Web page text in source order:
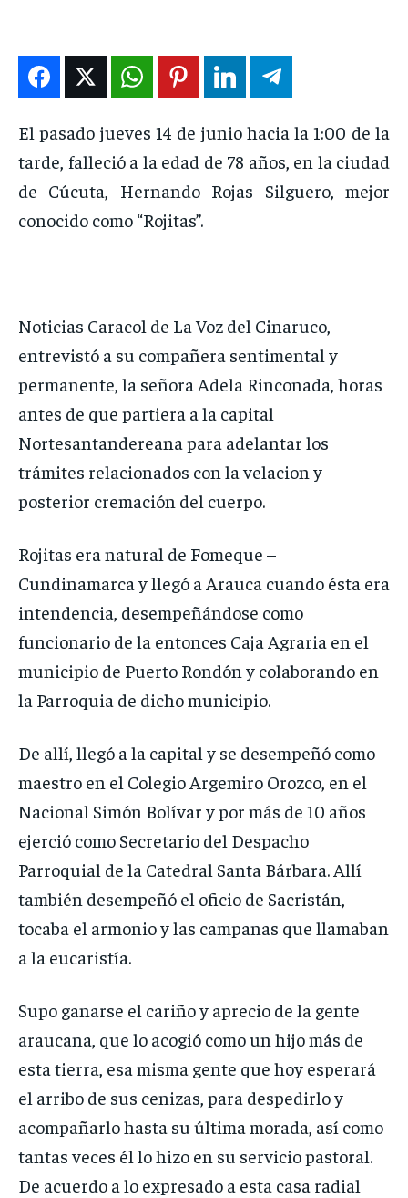
EN VIVO
NOSOTROS
EN VIVO
NOSOTROS
EN VIVO
NOSOTROS
INSTITUCIONAL
EN VIVO
NOSOTROS
INSTITUCIONAL
El pasado jueves 14 de junio hacia la 1:00 de la
tarde, falleció a la edad de 78 años, en la ciudad
de Cúcuta, Hernando Rojas Silguero, mejor
conocido como “Rojitas”.
Noticias Caracol de La Voz del Cinaruco,
entrevistó a su compañera sentimental y
permanente, la señora Adela Rinconada, horas
antes de que partiera a la capital
Nortesantandereana para adelantar los
trámites relacionados con la velacion y
posterior cremación del cuerpo.
Rojitas era natural de Fomeque –
Cundinamarca y llegó a Arauca cuando ésta era
intendencia, desempeñándose como
funcionario de la entonces Caja Agraria en el
municipio de Puerto Rondón y colaborando en
la Parroquia de dicho municipio.
De allí, llegó a la capital y se desempeñó como
maestro en el Colegio Argemiro Orozco, en el
Nacional Simón Bolívar y por más de 10 años
ejerció como Secretario del Despacho
Parroquial de la Catedral Santa Bárbara. Allí
también desempeñó el oficio de Sacristán,
tocaba el armonio y las campanas que llamaban
a la eucaristía.
Supo ganarse el cariño y aprecio de la gente
araucana, que lo acogió como un hijo más de
esta tierra, esa misma gente que hoy esperará
el arribo de sus cenizas, para despedirlo y
acompañarlo hasta su última morada, así como
tantas veces él lo hizo en su servicio pastoral.
De acuerdo a lo expresado a esta casa radial